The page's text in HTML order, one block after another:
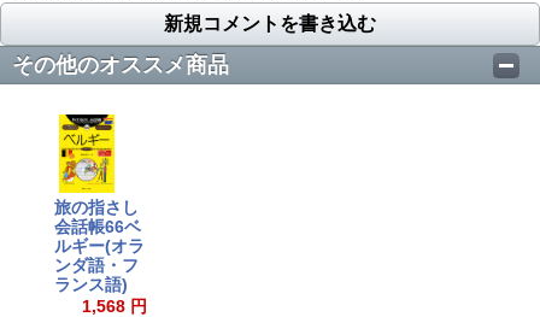
新規コメントを書き込む
その他のオススメ商品
旅の指さし
会話帳66ベ
ルギー(オラ
ンダ語・フ
ランス語)
1,568 円